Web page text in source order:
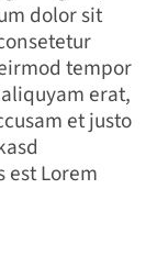
dolor sit
tempor
erat,
et justo
est Lorem